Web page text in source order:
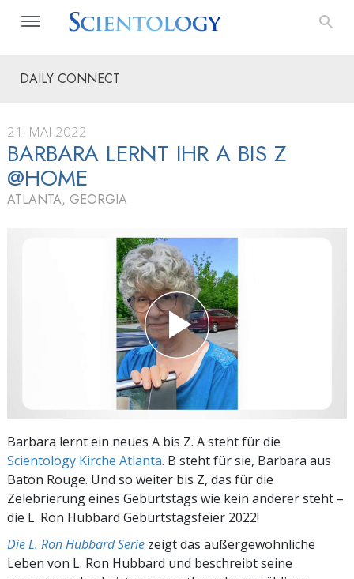
DAILY CONNECT
21. MAI 2022
BARBARA LERNT IHR A BIS Z
@HOME
ATLANTA, GEORGIA
Barbara lernt ein neues A bis Z. A steht für die
Scientology Kirche Atlanta. B steht für sie, Barbara aus
Baton Rouge. Und so weiter bis Z, das für die
Zelebrierung eines Geburtstags wie kein anderer steht –
die L. Ron Hubbard Geburtstagsfeier 2022!
Die L. Ron Hubbard Serie zeigt das außergewöhnliche
Leben von L. Ron Hubbard und beschreibt seine